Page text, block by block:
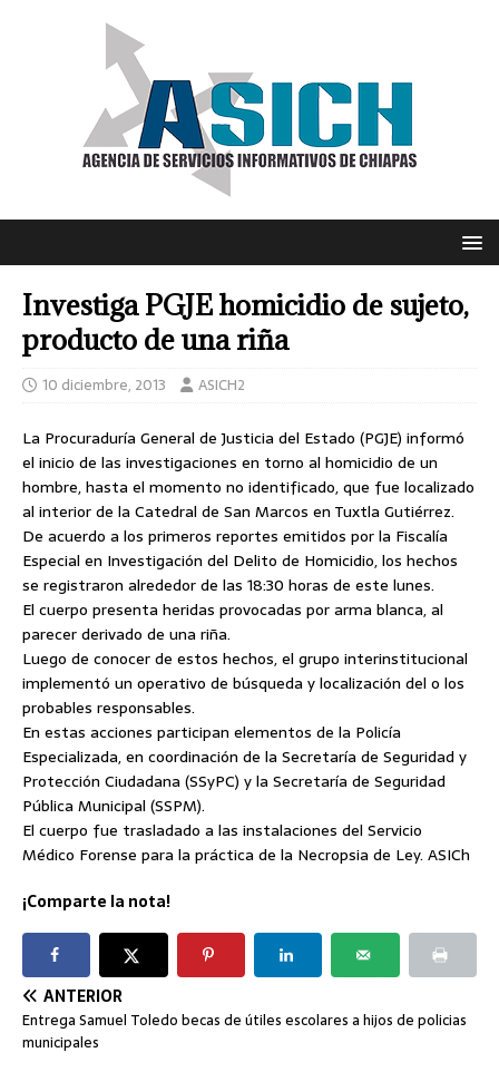
Investiga PGJE homicidio de sujeto,
producto de una riña
10 diciembre, 2013 ASICH2
La Procuraduría General de Justicia del Estado (PGJE) informó
el inicio de las investigaciones en torno al homicidio de un
hombre, hasta el momento no identificado, que fue localizado
al interior de la Catedral de San Marcos en Tuxtla Gutiérrez.
De acuerdo a los primeros reportes emitidos por la Fiscalía
Especial en Investigación del Delito de Homicidio, los hechos
se registraron alrededor de las 18:30 horas de este lunes.
El cuerpo presenta heridas provocadas por arma blanca, al
parecer derivado de una riña.
Luego de conocer de estos hechos, el grupo interinstitucional
implementó un operativo de búsqueda y localización del o los
probables responsables.
En estas acciones participan elementos de la Policía
Especializada, en coordinación de la Secretaría de Seguridad y
Protección Ciudadana (SSyPC) y la Secretaría de Seguridad
Pública Municipal (SSPM).
El cuerpo fue trasladado a las instalaciones del Servicio
Médico Forense para la práctica de la Necropsia de Ley. ASICh
¡Comparte la nota!
ANTERIOR
Entrega Samuel Toledo becas de útiles escolares a hijos de policias
municipales